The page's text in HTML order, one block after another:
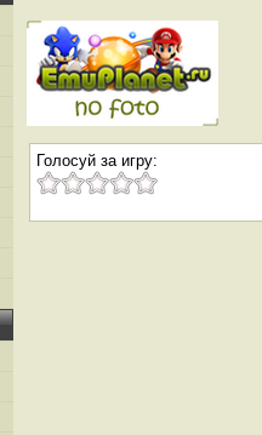
Голосуй за игру: